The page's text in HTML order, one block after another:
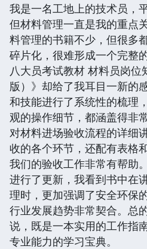
我是一名工地上的技术员，
但材料管理一直是我的重点
料管理的书籍不少，但很多
碎片化，很难形成一个完整
八大员考试教材 材料员岗位
版）》却给了我耳目一新的
和技能进行了系统性的梳理
观的操作细节，都涵盖得非
对材料进场验收流程的详细
收的各个环节，还配有表格
我们的验收工作非常有帮助
进行了更新，我看到书中在
理时，更加强调了安全环保
行业发展趋势非常契合。总
说，既是一本实用的工作指
专业能力的学习宝典。